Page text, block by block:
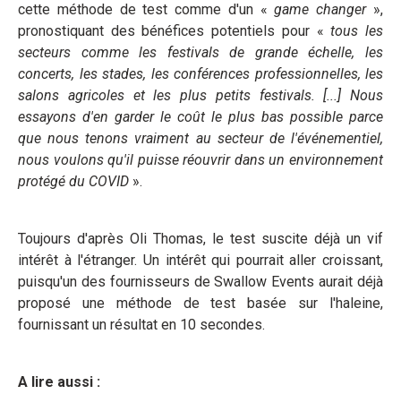
cette méthode de test comme d'un «game changer»,
pronostiquant des bénéfices potentiels pour «tous les
secteurs comme les festivals de grande échelle, les
concerts, les stades, les conférences professionnelles, les
salons agricoles et les plus petits festivals. [...] Nous
essayons d'en garder le coût le plus bas possible parce
que nous tenons vraiment au secteur de l'événementiel,
nous voulons qu'il puisse réouvrir dans un environnement
protégé du COVID ».
Toujours d'après Oli Thomas, le test suscite déjà un vif
intérêt à l'étranger. Un intérêt qui pourrait aller croissant,
puisqu'un des fournisseurs de Swallow Events aurait déjà
proposé une méthode de test basée sur l'haleine,
fournissant un résultat en 10 secondes.
A lire aussi :